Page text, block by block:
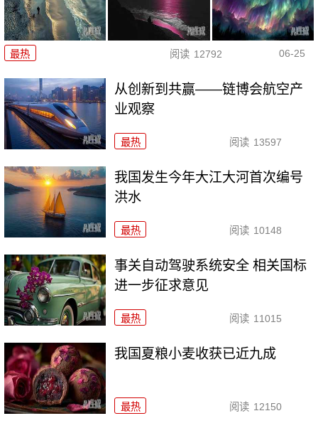
最热 阅读 12792 06-25
从创新到共赢——链博会航空产
业观察
最热 阅读 13597
我国发生今年大江大河首次编号
洪水
最热 阅读 10148
事关自动驾驶系统安全 相关国标
进一步征求意见
最热 阅读 11015
我国夏粮小麦收获已近九成
最热 阅读 12150